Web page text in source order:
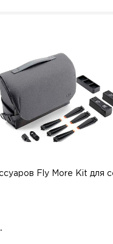
Fly More Kit для